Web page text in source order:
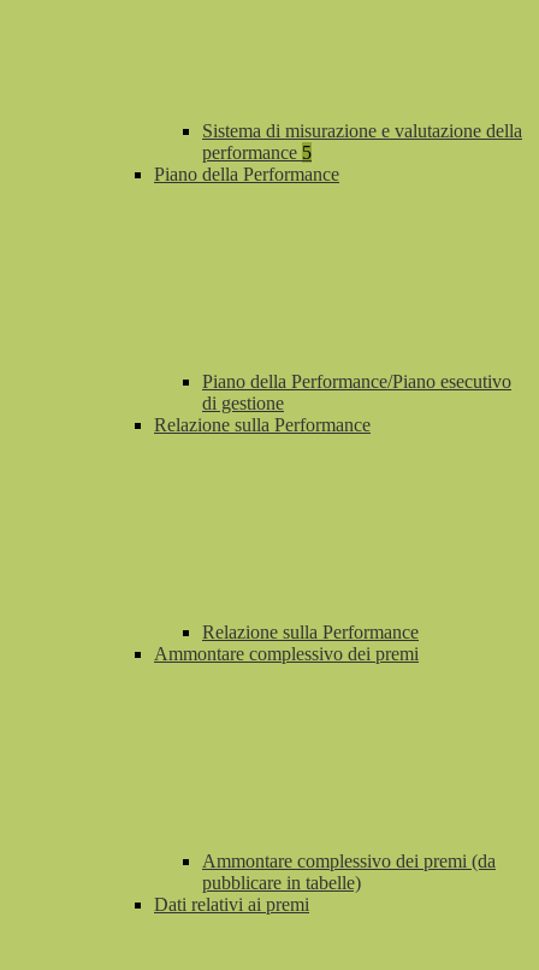
Sistema di misurazione e valutazione della
performance 5
Piano della Performance
Piano della Performance/Piano esecutivo
di gestione
Relazione sulla Performance
Relazione sulla Performance
Ammontare complessivo dei premi
Ammontare complessivo dei premi (da
pubblicare in tabelle)
Dati relativi ai premi